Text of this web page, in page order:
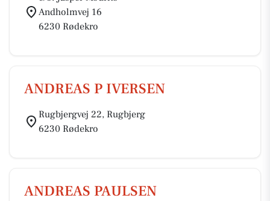
Andholmvej 16
6230 Rødekro
ANDREAS P IVERSEN
Rugbjergvej 22, Rugbjerg
6230 Rødekro
ANDREAS PAULSEN